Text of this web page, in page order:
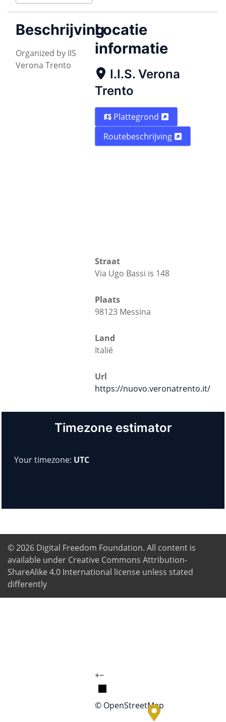
Beschrijving
Organized by IIS
Verona Trento
Locatie
informatie
I.I.S. Verona
Trento
Plattegrond
Routebeschrijving
+−
© OpenStreetMap
Straat
Via Ugo Bassi is 148
Plaats
98123 Messina
Land
Italië
Url
https://nuovo.veronatrento.it/
Timezone estimator
Your timezone: UTC
© 2026 Digital Freedom Foundation. All content is
available under Creative Commons Attribution-
ShareAlike 4.0 International license unless stated
differently